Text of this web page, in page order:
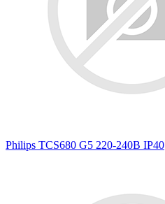
Philips TCS680 G5 220-240В IP40